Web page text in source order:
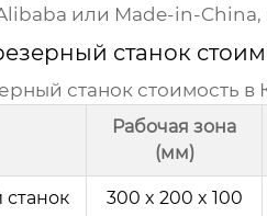
или Made-in-China,
станок
станок стоимость в
Рабочая зона
(мм)
300 x 200 x 100